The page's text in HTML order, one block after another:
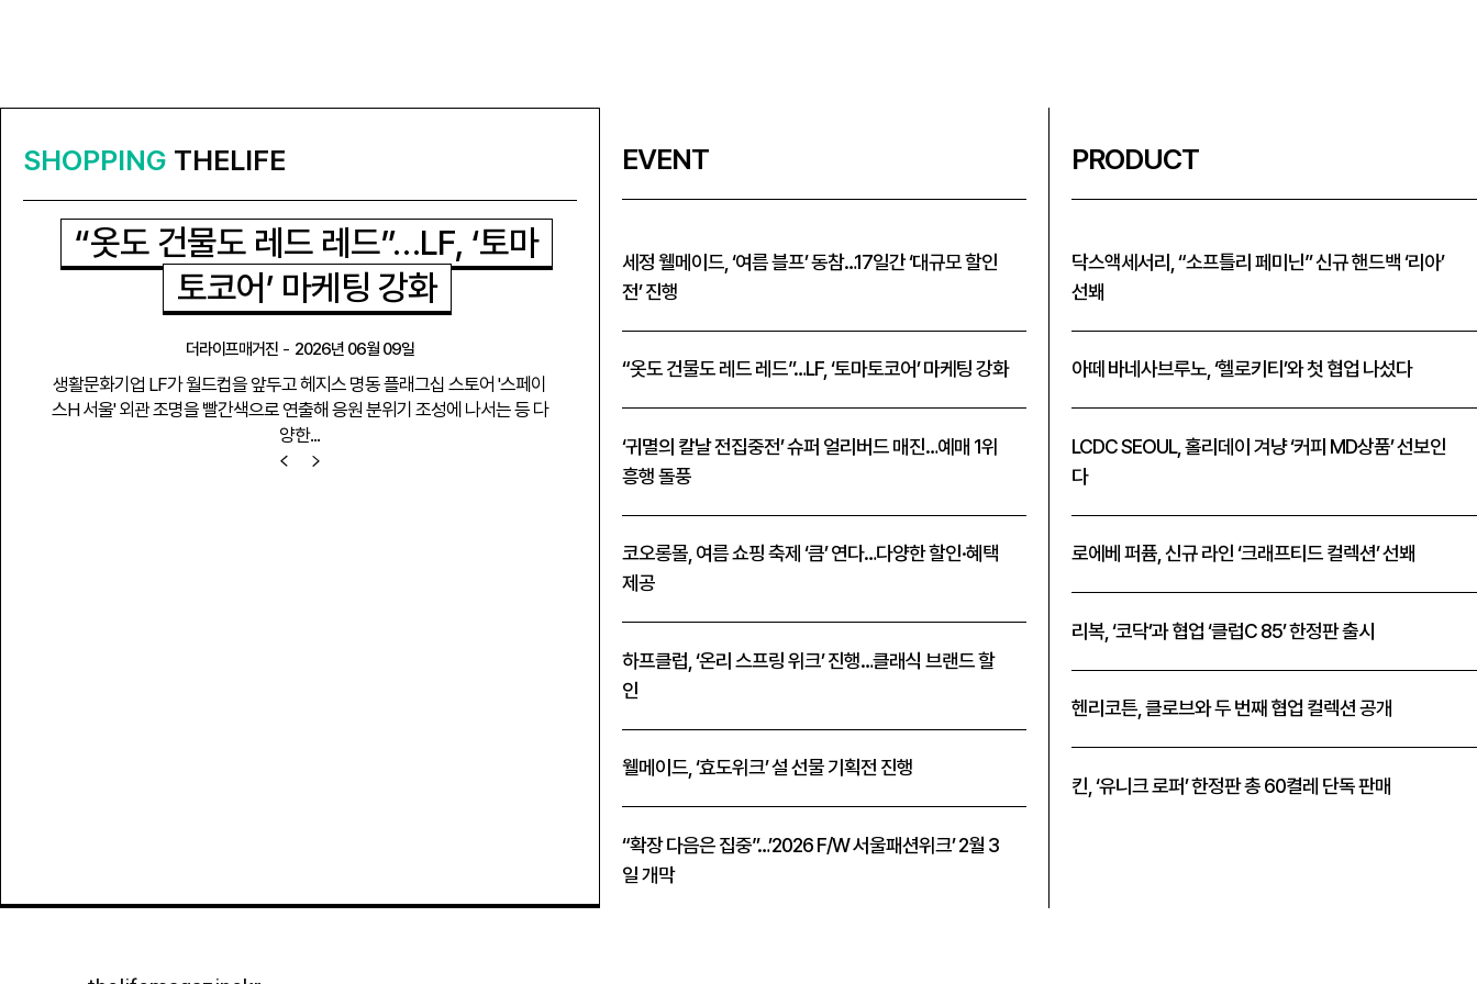
SHOPPING THELIFE
“옷도 건물도 레드 레드”…LF, ‘토마
토코어’ 마케팅 강화
더라이프매거진 - 2026년 06월 09일
생활문화기업 LF가 월드컵을 앞두고 헤지스 명동 플래그십 스토어 '스페이
스H 서울' 외관 조명을 빨간색으로 연출해 응원 분위기 조성에 나서는 등 다
양한...
EVENT
세정 웰메이드, ‘여름 블프’ 동참…17일간 ‘대규모 할인
전’ 진행
“옷도 건물도 레드 레드”…LF, ‘토마토코어’ 마케팅 강화
‘귀멸의 칼날 전집중전’ 슈퍼 얼리버드 매진…예매 1위
흥행 돌풍
코오롱몰, 여름 쇼핑 축제 ‘큼’ 연다…다양한 할인·혜택
제공
하프클럽, ‘온리 스프링 위크’ 진행…클래식 브랜드 할
인
웰메이드, ‘효도위크’ 설 선물 기획전 진행
“확장 다음은 집중”…’2026 F/W 서울패션위크’ 2월 3
일 개막
PRODUCT
닥스액세서리, “소프틀리 페미닌” 신규 핸드백 ‘리아’
선봬
아떼 바네사브루노, ‘헬로키티’와 첫 협업 나섰다
LCDC SEOUL, 홀리데이 겨냥 ‘커피 MD상품’ 선보인
다
로에베 퍼퓸, 신규 라인 ‘크래프티드 컬렉션’ 선봬
리복, ‘코닥’과 협업 ‘클럽C 85’ 한정판 출시
헨리코튼, 클로브와 두 번째 협업 컬렉션 공개
킨, ‘유니크 로퍼’ 한정판 총 60켤레 단독 판매